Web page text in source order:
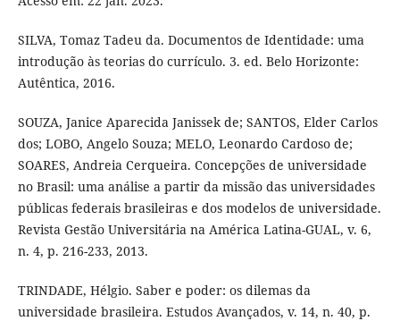
SILVA, Tomaz Tadeu da. Documentos de Identidade: uma
introdução às teorias do currículo. 3. ed. Belo Horizonte:
Autêntica, 2016.
SOUZA, Janice Aparecida Janissek de; SANTOS, Elder Carlos
dos; LOBO, Angelo Souza; MELO, Leonardo Cardoso de;
SOARES, Andreia Cerqueira. Concepções de universidade
no Brasil: uma análise a partir da missão das universidades
públicas federais brasileiras e dos modelos de universidade.
Revista Gestão Universitária na América Latina-GUAL, v. 6,
n. 4, p. 216-233, 2013.
TRINDADE, Hélgio. Saber e poder: os dilemas da
universidade brasileira. Estudos Avançados, v. 14, n. 40, p.